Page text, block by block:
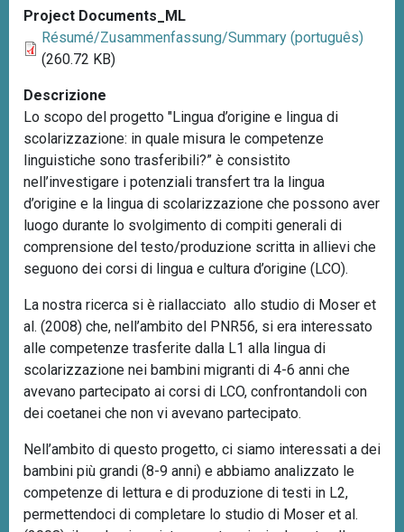
Project Documents_ML
Résumé/Zusammenfassung/Summary (português)
(260.72 KB)
Descrizione
Lo scopo del progetto "Lingua d’origine e lingua di
scolarizzazione: in quale misura le competenze
linguistiche sono trasferibili?” è consistito
nell’investigare i potenziali transfert tra la lingua
d’origine e la lingua di scolarizzazione che possono aver
luogo durante lo svolgimento di compiti generali di
comprensione del testo/produzione scritta in allievi che
seguono dei corsi di lingua e cultura d’origine (LCO).
La nostra ricerca si è riallacciato allo studio di Moser et
al. (2008) che, nell’ambito del PNR56, si era interessato
alle competenze trasferite dalla L1 alla lingua di
scolarizzazione nei bambini migranti di 4-6 anni che
avevano partecipato ai corsi di LCO, confrontandoli con
dei coetanei che non vi avevano partecipato.
Nell’ambito di questo progetto, ci siamo interessati a dei
bambini più grandi (8-9 anni) e abbiamo analizzato le
competenze di lettura e di produzione di testi in L2,
permettendoci di completare lo studio di Moser et al.